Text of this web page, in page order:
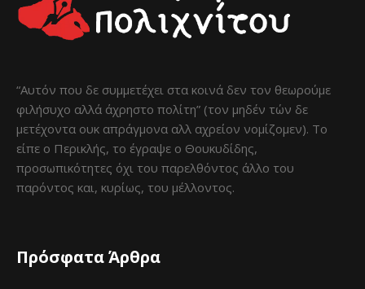
“Αυτόν που δε συμμετέχει στα κοινά δεν τον θεωρούμε
φιλήσυχο αλλά άχρηστο πολίτη” (τον μηδέν τών δε
μετέχοντα ουκ απράγμονα αλλ αχρείον νομίζομεν). Το
είπε ο Περικλής, το έγραψε ο Θουκυδίδης,
προσωπικότητες όχι του παρελθόντος άλλο του
παρόντος και, κυρίως, του μέλλοντος.
Πρόσφατα Άρθρα